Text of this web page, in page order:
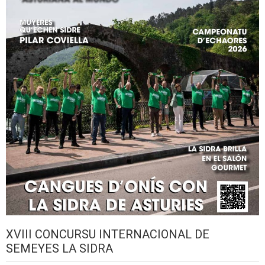
XVIII CONCURSU INTERNACIONAL DE
SEMEYES LA SIDRA